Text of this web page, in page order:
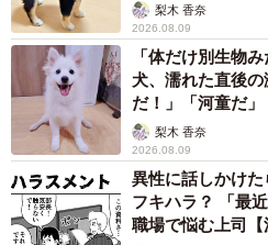
梨木 香奈
2026.08.09
「体だけ別生物
犬、濡れた直後
だ！」「河童だ」
梨木 香奈
2026.08.09
異性に話しかけ
フキハラ？ 「最
職場で悩む上司【